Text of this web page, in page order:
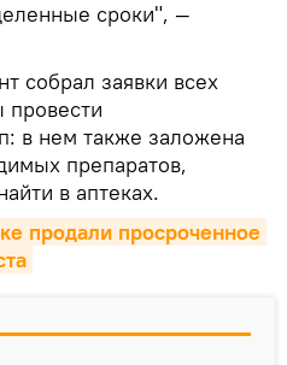
сроки", —
собрал заявки всех
провести
в нем также заложена
препаратов,
в аптеках.
продали просроченное